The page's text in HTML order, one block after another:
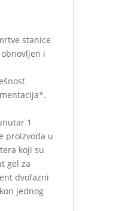
stanice
i
1
proizvoda u
koji su
gel za
dvofazni
jednog